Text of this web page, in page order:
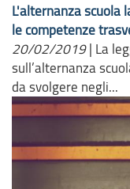
L'alternanza scuola
le competenze
20/02/2019 | La
sull’alternanza
da svolgere negli...